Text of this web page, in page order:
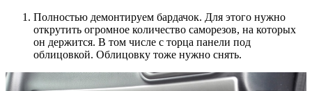
Полностью демонтируем бардачок. Для этого нужно
открутить огромное количество саморезов, на которых
он держится. В том числе с торца панели под
облицовкой. Облицовку тоже нужно снять.